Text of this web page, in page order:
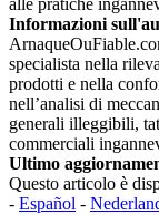
alle pratiche
Informazioni
specialista nella
prodotti e nella
nell’analisi di
generali illeggibili,
commerciali
Ultimo
Questo articolo è
- Español -